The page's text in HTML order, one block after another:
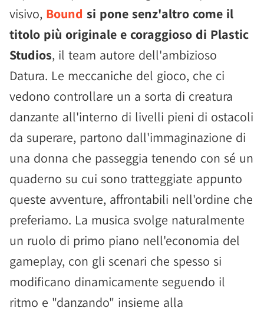
visivo, Bound si pone senz'altro come il
titolo più originale e coraggioso di Plastic
Studios, il team autore dell'ambizioso
Datura. Le meccaniche del gioco, che ci
vedono controllare un a sorta di creatura
danzante all'interno di livelli pieni di ostacoli
da superare, partono dall'immaginazione di
una donna che passeggia tenendo con sé un
quaderno su cui sono tratteggiate appunto
queste avventure, affrontabili nell'ordine che
preferiamo. La musica svolge naturalmente
un ruolo di primo piano nell'economia del
gameplay, con gli scenari che spesso si
modificano dinamicamente seguendo il
ritmo e "danzando" insieme alla